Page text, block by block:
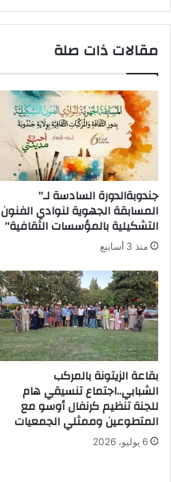
مقالات ذات صلة
جندوبةالدورة السادسة لـ”
المسابقة الجهوية لنوادي الفنون
التشكيلية بالمؤسسات الثقافية”
منذ 3 أسابيع
بقاعة الزيتونة بالمركب
الشبابي..اجتماع تنسيقي هام
للجنة تنظيم كرنفال أوسو مع
المتطوعين وممثلي الجمعيات
6 يوليو، 2026